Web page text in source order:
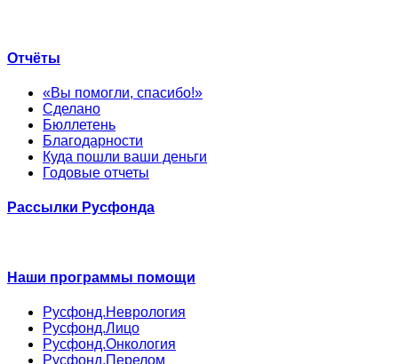
Отчёты
«Вы помогли, спасибо!»
Сделано
Бюллетень
Благодарности
Куда пошли ваши деньги
Годовые отчеты
Рассылки Русфонда
Наши программы помощи
Русфонд.Неврология
Русфонд.Лицо
Русфонд.Онкология
Русфонд.Перелом